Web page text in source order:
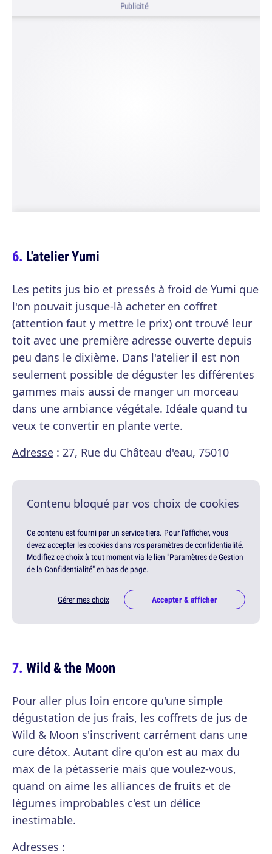
Publicité
L'atelier Yumi
Les petits jus bio et pressés à froid de Yumi que
l'on pouvait jusque-là acheter en coffret
(attention faut y mettre le prix) ont trouvé leur
toit avec une première adresse ouverte depuis
peu dans le dixième. Dans l'atelier il est non
seulement possible de déguster les différentes
gammes mais aussi de manger un morceau
dans une ambiance végétale. Idéale quand tu
veux te convertir en plante verte.
Adresse : 27, Rue du Château d'eau, 75010
Contenu bloqué par vos choix de cookies
Ce contenu est fourni par un service tiers. Pour l'afficher, vous
devez accepter les cookies dans vos paramètres de confidentialité.
Modifiez ce choix à tout moment via le lien "Paramètres de Gestion
de la Confidentialité" en bas de page.
Gérer mes choix Accepter & afficher
Wild & the Moon
Pour aller plus loin encore qu'une simple
dégustation de jus frais, les coffrets de jus de
Wild & Moon s'inscrivent carrément dans une
cure détox. Autant dire qu'on est au max du
max de la pétasserie mais que voulez-vous,
quand on aime les alliances de fruits et de
légumes improbables c'est un délice
inestimable.
Adresses :